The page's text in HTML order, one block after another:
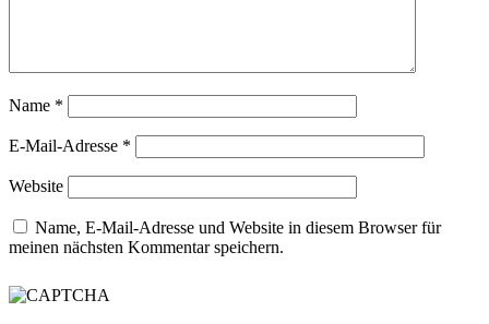
Name *
E-Mail-Adresse *
Website
Name, E-Mail-Adresse und Website in diesem Browser für
meinen nächsten Kommentar speichern.